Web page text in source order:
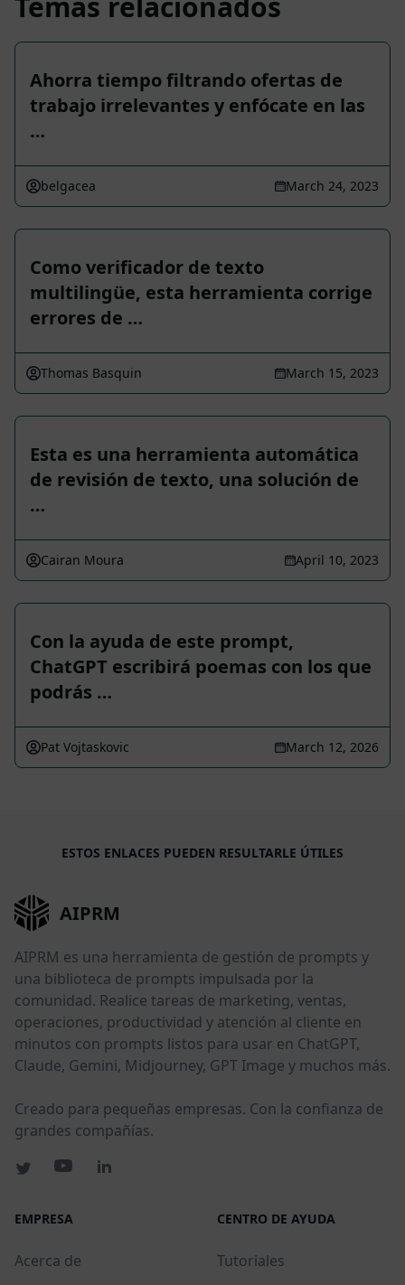
Ahorra tiempo filtrando ofertas de
trabajo irrelevantes y enfócate en las
…
belgacea March 24, 2023
Como verificador de texto
multilingüe, esta herramienta corrige
errores de …
Thomas Basquin March 15, 2023
Esta es una herramienta automática
de revisión de texto, una solución de
…
Cairan Moura April 10, 2023
Con la ayuda de este prompt,
ChatGPT escribirá poemas con los que
podrás …
Pat Vojtaskovic March 12, 2026
ESTOS ENLACES PUEDEN RESULTARLE ÚTILES
AIPRM
AIPRM es una herramienta de gestión de prompts y
una biblioteca de prompts impulsada por la
comunidad. Realice tareas de marketing, ventas,
operaciones, productividad y atención al cliente en
minutos con prompts listos para usar en ChatGPT,
Claude, Gemini, Midjourney, GPT Image y muchos más.
Creado para pequeñas empresas. Con la confianza de
grandes compañías.
EMPRESA
Acerca de
CENTRO DE AYUDA
Tutoriales